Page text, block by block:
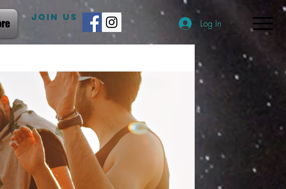
JOIN US
Log In